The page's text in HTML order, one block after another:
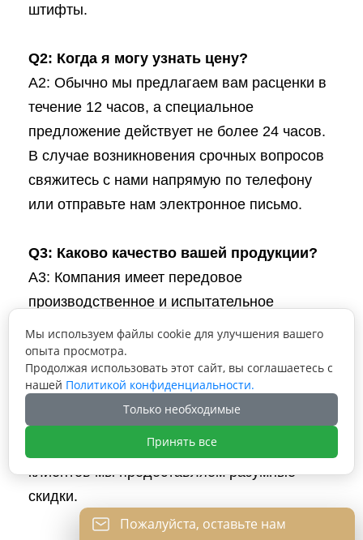
Пожалуйста, оставьте нам
штифты.
Q2: Когда я могу узнать цену?
A2: Обычно мы предлагаем вам расценки в
течение 12 часов, а специальное
предложение действует не более 24 часов.
В случае возникновения срочных вопросов
свяжитесь с нами напрямую по телефону
или отправьте нам электронное письмо.
Q3: Каково качество вашей продукции?
A3: Компания имеет передовое
производственное и испытательное
оборудование. Каждый продукт будет на
100% проверен нашим отделом контроля
качества перед отправкой.
Q4: Могу ли я получить скидки?
A4: Да, для больших заказов, постоянных
клиентов мы предоставляем разумные
скидки.
Мы используем файлы cookie для улучшения вашего
опыта просмотра.
Продолжая использовать этот сайт, вы соглашаетесь с
нашей Политикой конфиденциальности.
Только необходимые
Принять все